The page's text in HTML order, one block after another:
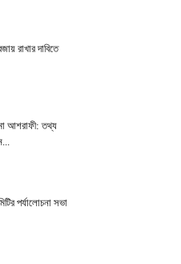
রাখার দাবিতে
আশরাফী: তথ্য
পর্যালোচনা সভা